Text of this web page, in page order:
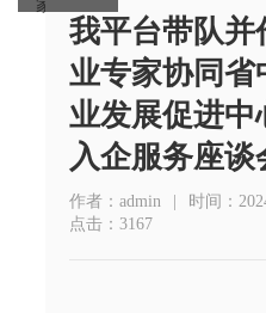
家协同省中小企业发展促进中
我平台带队并
业专家协同省
业发展促进中
入企服务座谈
作者：admin | 时间：
点击：3167